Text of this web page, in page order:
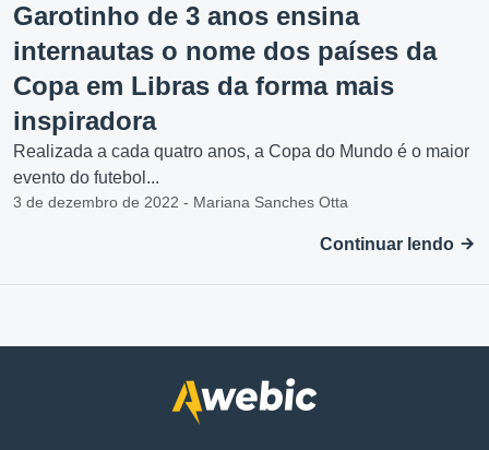
Garotinho de 3 anos ensina
internautas o nome dos países da
Copa em Libras da forma mais
inspiradora
Realizada a cada quatro anos, a Copa do Mundo é o maior
evento do futebol...
3 de dezembro de 2022 - Mariana Sanches Otta
Continuar lendo